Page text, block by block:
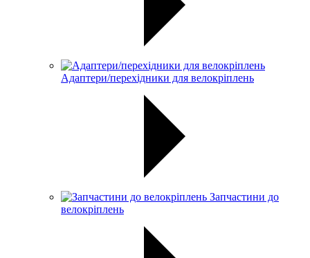
Адаптери/перехідники для велокріплень
Запчастини до
велокріплень